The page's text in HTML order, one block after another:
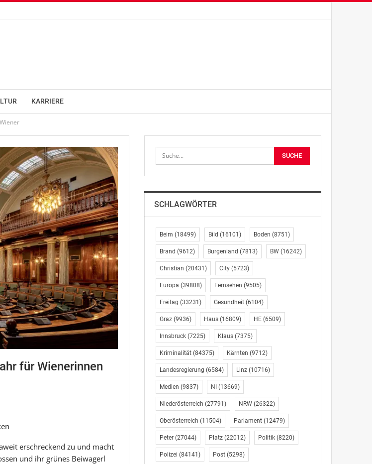
KARRIERE
für Wienerinnen
erschreckend zu und macht
und ihr grünes Beiwagerl
SCHLAGWÖRTER
Beim (18499) Bild (16101) Boden (8751)
Brand (9612) Burgenland (7813) BW(16242)
Christian (20431) City(5723)
Europa (39808) Fernsehen (9505)
Freitag (33231) Gesundheit(6104)
Graz(9936) Haus(16809) HE(6509)
Innsbruck(7225) Klaus(7375)
Kriminalität(84375) Kärnten (9712)
Landesregierung (6584) Linz(10716)
Medien (9837) NI (13669)
Niederösterreich (27791) NRW(26322)
Oberösterreich (11504) Parlament(12479)
Peter(27044) Platz(22012) Politik(8220)
Polizei (84141) Post(5298)